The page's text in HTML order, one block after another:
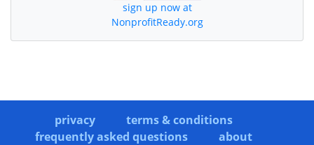
sign up now at
NonprofitReady.org
privacy
terms & conditions
frequently asked questions
about